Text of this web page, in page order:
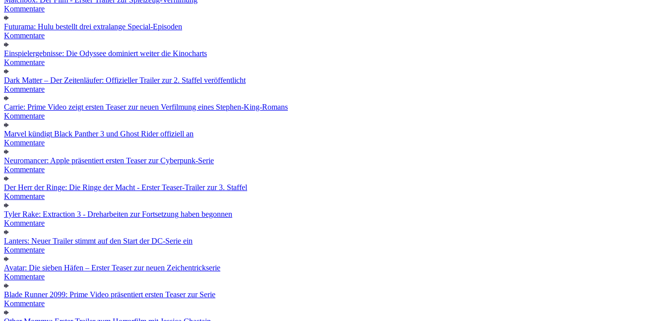
Kommentare
Futurama: Hulu bestellt drei extralange Special-Episoden
Kommentare
Einspielergebnisse: Die Odyssee dominiert weiter die Kinocharts
Kommentare
Dark Matter – Der Zeitenläufer: Offizieller Trailer zur 2. Staffel veröffentlicht
Kommentare
Carrie: Prime Video zeigt ersten Teaser zur neuen Verfilmung eines Stephen-King-Romans
Kommentare
Marvel kündigt Black Panther 3 und Ghost Rider offiziell an
Kommentare
Neuromancer: Apple präsentiert ersten Teaser zur Cyberpunk-Serie
Kommentare
Der Herr der Ringe: Die Ringe der Macht - Erster Teaser-Trailer zur 3. Staffel
Kommentare
Tyler Rake: Extraction 3 - Dreharbeiten zur Fortsetzung haben begonnen
Kommentare
Lanters: Neuer Trailer stimmt auf den Start der DC-Serie ein
Kommentare
Avatar: Die sieben Häfen – Erster Teaser zur neuen Zeichentrickserie
Kommentare
Blade Runner 2099: Prime Video präsentiert ersten Teaser zur Serie
Kommentare